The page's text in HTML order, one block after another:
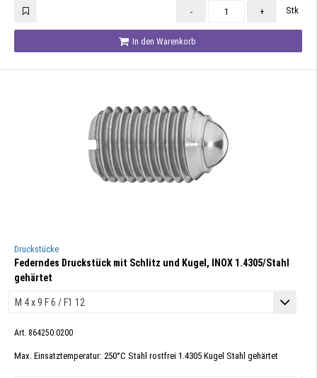
- + Stk
In den Warenkorb
Druckstücke
Federndes Druckstück mit Schlitz und Kugel, INOX 1.4305/Stahl
gehärtet
Art. 864250.0200
Max. Einsatztemperatur: 250°C Stahl rostfrei 1.4305 Kugel Stahl gehärtet